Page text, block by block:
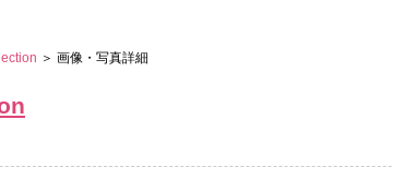
＞ 画像・写真詳細